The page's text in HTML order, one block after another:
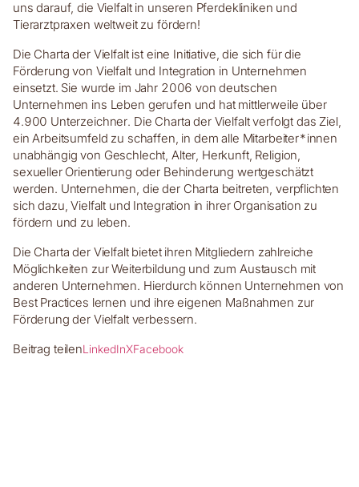
uns darauf, die Vielfalt in unseren Pferdekliniken und
Tierarztpraxen weltweit zu fördern!
Die Charta der Vielfalt ist eine Initiative, die sich für die
Förderung von Vielfalt und Integration in Unternehmen
einsetzt. Sie wurde im Jahr 2006 von deutschen
Unternehmen ins Leben gerufen und hat mittlerweile über
4.900 Unterzeichner. Die Charta der Vielfalt verfolgt das Ziel,
ein Arbeitsumfeld zu schaffen, in dem alle Mitarbeiter*innen
unabhängig von Geschlecht, Alter, Herkunft, Religion,
sexueller Orientierung oder Behinderung wertgeschätzt
werden. Unternehmen, die der Charta beitreten, verpflichten
sich dazu, Vielfalt und Integration in ihrer Organisation zu
fördern und zu leben.
Die Charta der Vielfalt bietet ihren Mitgliedern zahlreiche
Möglichkeiten zur Weiterbildung und zum Austausch mit
anderen Unternehmen. Hierdurch können Unternehmen von
Best Practices lernen und ihre eigenen Maßnahmen zur
Förderung der Vielfalt verbessern.
Beitrag teilenLinkedInXFacebook